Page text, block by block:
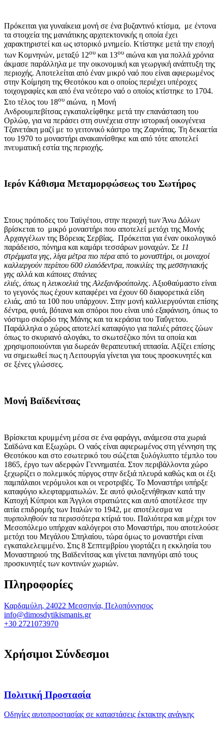
Πρόκειται για γυναίκεια μονή σε ένα βυζαντινό κτίσμα, με έντονα
τα στοιχεία της μανιάτικης αρχιτεκτονικής η οποία έχει
χαρακτηριστεί και ως ιστορικό μνημείο. Κτίστηκε μετά την εποχή
των Κομνηνών, μεταξύ 12ου και 13ου αιώνα και για πολλά χρόνια
άκμασε παράλληλα με την οικονομική και γεωργική ανάπτυξη της
περιοχής. Αποτελείται από έναν μικρό ναό που είναι αφιερωμένος
στην Κοίμηση της Θεοτόκου και ο οποίος περιέχει υπέροχες
τοιχογραφίες και από ένα νεότερο ναό ο οποίος κτίστηκε το 1704.
Στο τέλος του 18ου αιώνα, η Μονή
Ανδρουμπεβίτσας εγκαταλείφθηκε μετά την επανάσταση του
Ορλώφ, για να περάσει στη συνέχεια στην ιστορική οικογένεια
Τζανετάκη μαζί με το γειτονικό κάστρο της Ζαρνάτας. Τη δεκαετία
του 1970 το μοναστήρι ανακαινίσθηκε και από τότε αποτελεί
πνευματική εστία της περιοχής.
Ιερόν Κάθισμα Μεταμορφώσεως του Σωτήρος
Στους πρόποδες του Ταϋγέτου, στην περιοχή των Άνω Δόλων
βρίσκεται το μικρό μοναστήρι που αποτελεί μετόχι της Μονής
Αρχαγγέλων της Βόρειας Σερβίας. Πρόκειται για έναν οικολογικό
παράδεισο, πόνημα και καμάρι τεσσάρων μοναχών. Σε 11
στρέμματα γης, λίγα μέτρα πιο πέρααπό το μοναστήρι, οι μοναχοί
καλλιεργούν περίπου 600 ελαιόδεντρα, ποικιλίες της μεσσηνιακής
γης αλλά και κάποιες σπάνιες
ελιές, όπως η λευκοελιάτης Αλεξανδρούπολης. Αξιοθαύμαστο είναι
το γεγονός πως έχουν καταφέρει να έχουν 60 διαφορετικά είδη
ελιάς, από τα 100 που υπάρχουν. Στην μονή καλλιεργούνται επίσης
δέντρα, φυτά, βότανα και σπόροι που είναι υπό εξαφάνιση, όπως το
νόστιμο σκόρδο της Μάνης και τα κεράσια του Ταΰγετου.
Παράλληλα ο χώρος αποτελεί καταφύγιο για παλιές ράτσες ζώων
όπως το σκυριανό αλογάκι, το σκωτσέζικο πόνι τα οποία και
χρησιμοποιούνται για δωρεάν θεραπευτική ιππασία. Αξίζει επίσης
να σημειωθεί πως η Λειτουργία γίνεται για τους προσκυνητές και
σε ξένες γλώσσες.
Μονή Βαϊδενίτσας
Βρίσκεται κρυμμένη μέσα σε ένα φαράγγι, ανάμεσα στα χωριά
Σαϊδώνα και Εξωχώρι. Ο ναός είναι αφιερωμένος στη γέννηση της
Θεοτόκου και στο εσωτερικό του σώζεται ξυλόγλυπτο τέμπλο του
1865, έργο των αδερφών Γεννηματέα. Στον περιβάλλοντα χώρο
ξεχωρίζει ο πολεμικός πύργος στην δεξιά πλευρά καθώς και οι έξι
παμπάλαιοι νερόμυλοι και οι νεροτριβές. Το Μοναστήρι υπήρξε
καταφύγιο κλεφταρματωλών. Σε αυτό φιλοξενήθηκαν κατά την
Κατοχή Κύπριοι και Άγγλοι στρατιώτες και αυτό αποτέλεσε την
αιτία επιδρομής των Ιταλών το 1942, με αποτέλεσμα να
πυρποληθούν τα περισσότερα κτίριά του. Παλιότερα και μέχρι τον
Μεσοπόλεμο υπήρχαν καλόγεροι στο Μοναστήρι, που αποτελούσε
μετόχι του Μεγάλου Σπηλαίου, τώρα όμως το μοναστήρι είναι
εγκαταλελειμμένο. Στις 8 Σεπτεμβρίου γιορτάζει η εκκλησία του
Μοναστηριού της Βαϊδενίτσας και γίνεται πανηγύρι από τους
προσκυνητές των κοντινών χωριών.
Πληροφορίες
Καρδαμύλη, 24022 Μεσσηνία, Πελοπόννησος
info@dimosdytikismanis.gr
+30 2721073970
Χρήσιμοι Σύνδεσμοι
Πολιτική Προστασία
Οδηγίες αυτοπροστασίας σε καταστάσεις έκτακτης ανάγκης